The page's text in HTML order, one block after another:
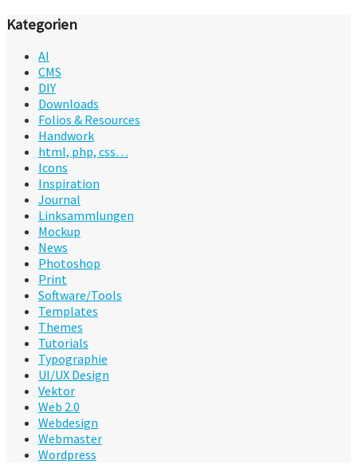
Kategorien
AI
CMS
DIY
Downloads
Folios & Resources
Handwork
html, php, css…
Icons
Inspiration
Journal
Linksammlungen
Mockup
News
Photoshop
Print
Software/Tools
Templates
Themes
Tutorials
Typographie
UI/UX Design
Vektor
Web 2.0
Webdesign
Webmaster
Wordpress